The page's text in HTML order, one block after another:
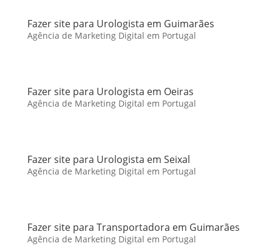
Fazer site para Urologista em Guimarães
Agência de Marketing Digital em Portugal
Fazer site para Urologista em Oeiras
Agência de Marketing Digital em Portugal
Fazer site para Urologista em Seixal
Agência de Marketing Digital em Portugal
Fazer site para Transportadora em Guimarães
Agência de Marketing Digital em Portugal